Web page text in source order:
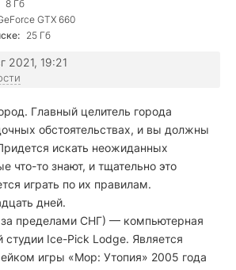
8 Гб
GTX 660
25 Гб
2021, 19:21
Главный целитель города
обстоятельствах, и вы должны
искать неожиданных
что-то знают, и тщательно это
играть по их правилам.
дней.
пределами СНГ) — компьютерная
студии Ice-Pick Lodge. Является
игры «Мор: Утопия» 2005 года